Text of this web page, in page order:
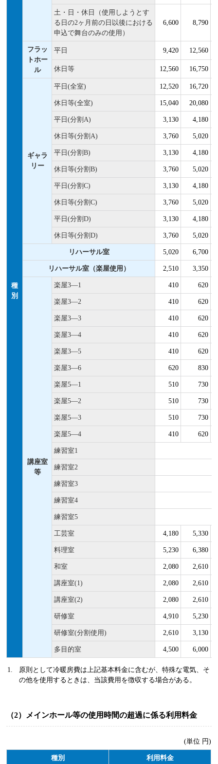
種
別
土・日・休日（使用しようとす
る日の2ヶ月前の日以後における
申込で舞台のみの使用）
6,600 8,790
フラッ
トホー
ル
平日 9,420 12,560
休日等 12,560 16,750
ギャラ
リー
平日(全室) 12,520 16,720
休日等(全室) 15,040 20,080
平日(分割A) 3,130 4,180
休日等(分割A) 3,760 5,020
平日(分割B) 3,130 4,180
休日等(分割B) 3,760 5,020
平日(分割C) 3,130 4,180
休日等(分割C) 3,760 5,020
平日(分割D) 3,130 4,180
休日等(分割D) 3,760 5,020
リハーサル室 5,020 6,700
リハーサル室（楽屋使用） 2,510 3,350
講座室
等
楽屋3―1 410 620
楽屋3―2 410 620
楽屋3―3 410 620
楽屋3―4 410 620
楽屋3―5 410 620
楽屋3―6 620 830
楽屋5―1 510 730
楽屋5―2 510 730
楽屋5―3 510 730
楽屋5―4 410 620
練習室1
練習室2
練習室3
練習室4
練習室5
工芸室 4,180 5,330
料理室 5,230 6,380
和室 2,080 2,610
講座室(1) 2,080 2,610
講座室(2) 2,080 2,610
研修室 4,910 5,230
研修室(分割使用) 2,610 3,130
多目的室 4,500 6,000
原則として冷暖房費は上記基本料金に含むが、特殊な電気、そ
の他を使用するときは、当該費用を徴収する場合がある。
（2）メインホール等の使用時間の超過に係る利用料金
(単位 円)
種別 利用料金